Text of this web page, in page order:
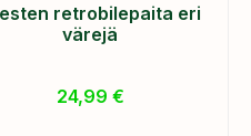
retrobilepaita eri
värejä
24,99 €